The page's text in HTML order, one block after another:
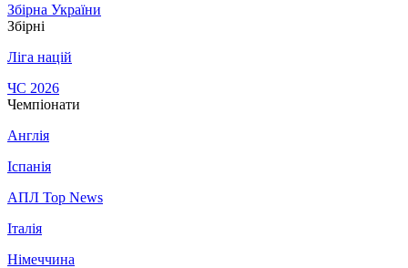
Збірна України
Збірні
Ліга націй
ЧС 2026
Чемпіонати
Англія
Іспанія
АПЛ Top News
Італія
Німеччина